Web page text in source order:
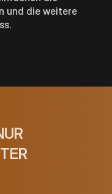
und die weitere